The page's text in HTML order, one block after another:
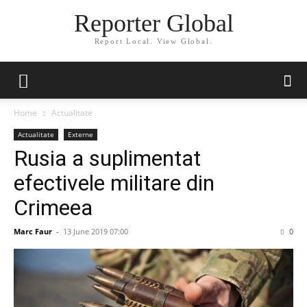
Reporter Global
Report Local. View Global.
Home Actualitate
Actualitate Externe
Rusia a suplimentat
efectivele militare din
Crimeea
Marc Faur - 13 June 2019 07:00 0